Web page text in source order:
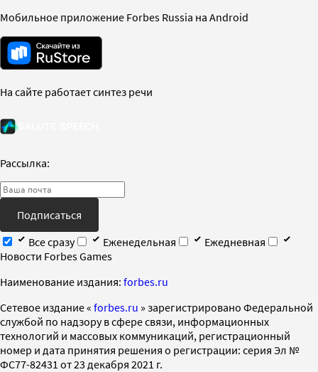
Мобильное приложение Forbes Russia на Android
На сайте работает синтез речи
Рассылка:
Подписаться
Все сразу
Еженедельная
Ежедневная
Новости Forbes Games
Наименование издания: forbes.ru
Cетевое издание « forbes.ru » зарегистрировано Федеральной
службой по надзору в сфере связи, информационных
технологий и массовых коммуникаций, регистрационный
номер и дата принятия решения о регистрации: серия Эл №
ФС77-82431 от 23 декабря 2021 г.